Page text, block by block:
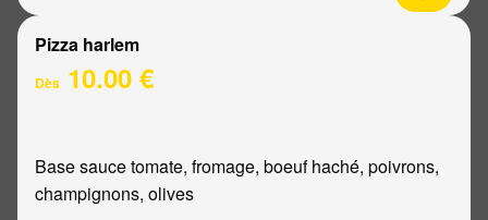
Pizza harlem
Dès 10.00 €
Base sauce tomate, fromage, boeuf haché, poivrons,
champignons, olives